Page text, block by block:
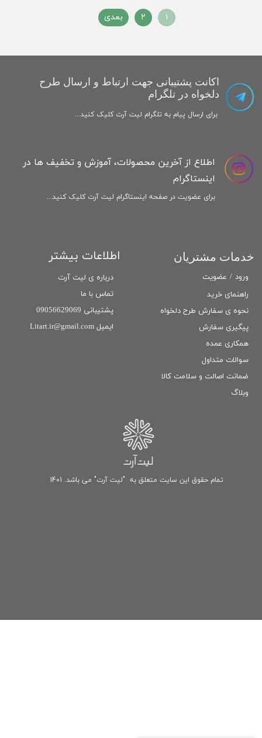
۱ ۲ بعدی
راهنمای خرید
نحوه ی سفارش طرح دلخواه
پیگیری سفارش
همکاری عمده
سوالات متداول
ضمانت اصالت و سلامت كالا
وبلاگ
خدمات مشتریان
اکانت پشتیبانی جهت ارتباط و ارسال طرح
دلخواه در تلگرام
برای ارسال پیام به تلگرام لیت آرت کلیک کنید...
اطلاعات بیشتر
درباره ی لیت آرت
تماس با ما
پشتیبانی 09056629069
ایمیل Litart.ir@gmail.com
تمام حقوق این سایت متعلق به "لیت آرت" می باشد. 1401
اطلاع از آخرین محصولات، آموزش و تخفیف ها در
اینستاگرام
برای عضویت در صفحه اینستاگرام لیت آرت کلیک کنید...
ورود / عضویت